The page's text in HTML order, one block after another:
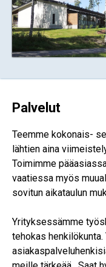
Palvelut
Teemme kokonais-
lähtien aina
Toimimme
vaatiessa myös
sovitun aikataulun
Yrityksessämme
tehokas